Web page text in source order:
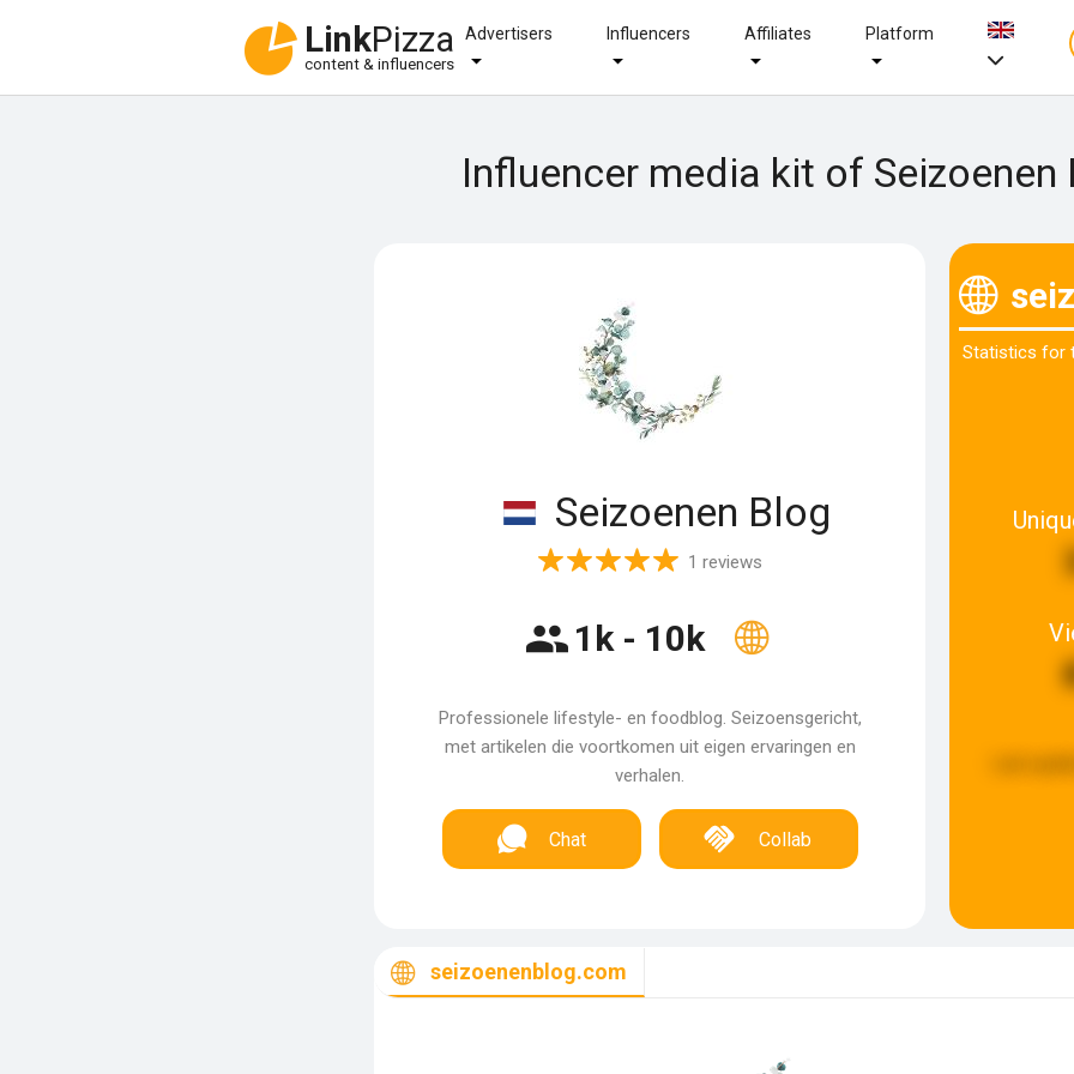
LinkPizza
content & influencers
Advertisers Influencers Affiliates Platform
Influencer media kit of Seizoenen
Seizoenen Blog
1 reviews
1k - 10k
Professionele lifestyle- en foodblog. Seizoensgericht,
met artikelen die voortkomen uit eigen ervaringen en
verhalen.
Chat Collab
Statistics for
seizoenenblog.com